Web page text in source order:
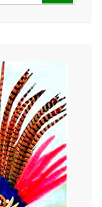
despede esse ano